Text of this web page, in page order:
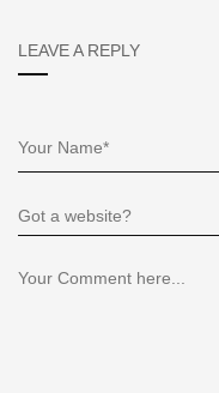
LEAVE A REPLY